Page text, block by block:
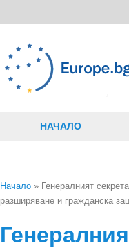
НАЧАЛО
Вие сте тук
Начало » Генералният
разширяване и гражданска